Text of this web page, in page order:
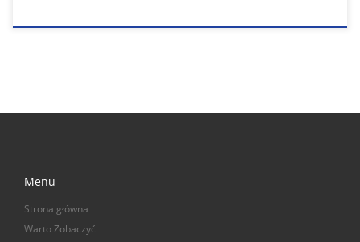
Menu
Strona główna
Warto Zobaczyć